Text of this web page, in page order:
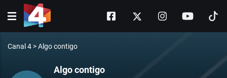
Canal 4 >Algo contigo
Algo contigo